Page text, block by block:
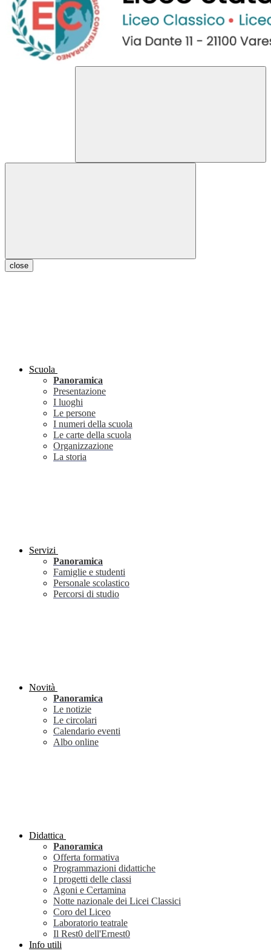
close
Scuola
Panoramica
Presentazione
I luoghi
Le persone
I numeri della scuola
Le carte della scuola
Organizzazione
La storia
Servizi
Panoramica
Famiglie e studenti
Personale scolastico
Percorsi di studio
Novità
Panoramica
Le notizie
Le circolari
Calendario eventi
Albo online
Didattica
Panoramica
Offerta formativa
Programmazioni didattiche
I progetti delle classi
Agoni e Certamina
Notte nazionale dei Licei Classici
Coro del Liceo
Laboratorio teatrale
Il Rest0 dell'Ernest0
Info utili